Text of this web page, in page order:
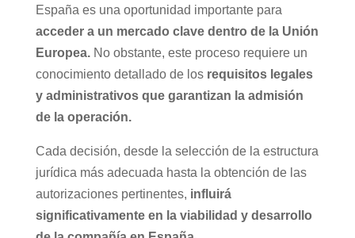
España es una oportunidad importante para
acceder a un mercado clave dentro de la Unión
Europea.No obstante, este proceso requiere un
conocimiento detallado de los requisitos legales
y administrativos que garantizan la admisión
de la operación.
Cada decisión, desde la selección de la estructura
jurídica más adecuada hasta la obtención de las
autorizaciones pertinentes, influirá
significativamente en la viabilidad y desarrollo